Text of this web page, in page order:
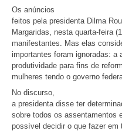
Os anúncios
feitos pela presidenta Dilma
Margaridas, nesta quarta-feira
manifestantes. Mas elas
importantes foram ignoradas: a
produtividade para fins de
mulheres tendo o governo
No discurso,
a presidenta disse ter
sobre todos os assentamentos
possível decidir o que fazer em